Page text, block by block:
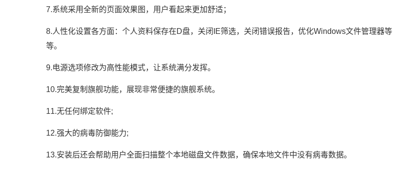
7.系统采用全新的页面效果图，用户看起来更加舒适；
8.人性化设置各方面：个人资料保存在D盘，关闭IE筛选，关闭错误报告，优化Windows文件管理器等
等。
9.电源选项修改为高性能模式，让系统满分发挥。
10.完美复制旗舰功能，展现非常便捷的旗舰系统。
11.无任何绑定软件;
12.强大的病毒防御能力;
13.安装后还会帮助用户全面扫描整个本地磁盘文件数据，确保本地文件中没有病毒数据。